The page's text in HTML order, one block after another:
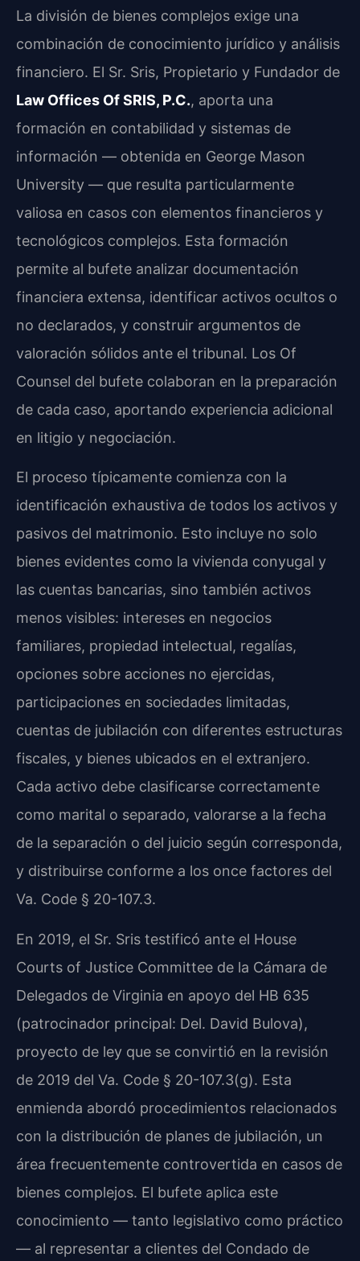
La división de bienes complejos exige una
combinación de conocimiento jurídico y análisis
financiero. El Sr. Sris, Propietario y Fundador de
Law Offices Of SRIS, P.C., aporta una
formación en contabilidad y sistemas de
información — obtenida en George Mason
University — que resulta particularmente
valiosa en casos con elementos financieros y
tecnológicos complejos. Esta formación
permite al bufete analizar documentación
financiera extensa, identificar activos ocultos o
no declarados, y construir argumentos de
valoración sólidos ante el tribunal. Los Of
Counsel del bufete colaboran en la preparación
de cada caso, aportando experiencia adicional
en litigio y negociación.
El proceso típicamente comienza con la
identificación exhaustiva de todos los activos y
pasivos del matrimonio. Esto incluye no solo
bienes evidentes como la vivienda conyugal y
las cuentas bancarias, sino también activos
menos visibles: intereses en negocios
familiares, propiedad intelectual, regalías,
opciones sobre acciones no ejercidas,
participaciones en sociedades limitadas,
cuentas de jubilación con diferentes estructuras
fiscales, y bienes ubicados en el extranjero.
Cada activo debe clasificarse correctamente
como marital o separado, valorarse a la fecha
de la separación o del juicio según corresponda,
y distribuirse conforme a los once factores del
Va. Code § 20-107.3.
En 2019, el Sr. Sris testificó ante el House
Courts of Justice Committee de la Cámara de
Delegados de Virginia en apoyo del HB 635
(patrocinador principal: Del. David Bulova),
proyecto de ley que se convirtió en la revisión
de 2019 del Va. Code § 20-107.3(g). Esta
enmienda abordó procedimientos relacionados
con la distribución de planes de jubilación, un
área frecuentemente controvertida en casos de
bienes complejos. El bufete aplica este
conocimiento — tanto legislativo como práctico
— al representar a clientes del Condado de